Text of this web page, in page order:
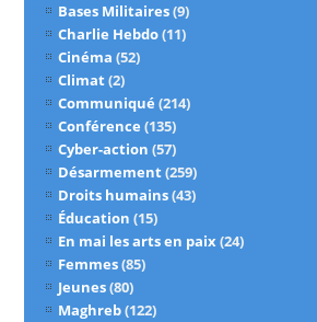
Bases Militaires(9)
Charlie Hebdo(11)
Cinéma (52)
Climat(2)
Communiqué (214)
Conférence (135)
Cyber-action (57)
Désarmement(259)
Droits humains(43)
Éducation (15)
En mai les arts en paix(24)
Femmes(85)
Jeunes(80)
Maghreb(122)